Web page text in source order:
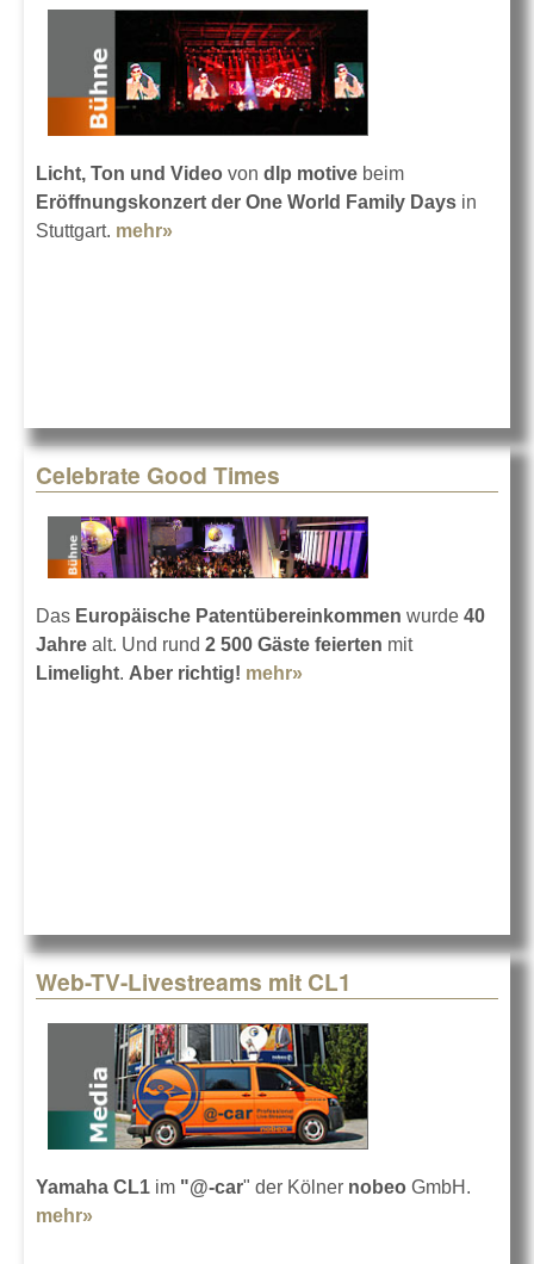
Licht, Ton und Video von dlp motive beim
Eröffnungskonzert der One World Family Days in
Stuttgart. mehr»
Celebrate Good Times
Das Europäische Patentübereinkommen wurde 40
Jahre alt. Und rund 2 500 Gäste feierten mit
Limelight. Aber richtig! mehr»
Web-TV-Livestreams mit CL1
Yamaha CL1 im "@-car" der Kölner nobeo GmbH.
mehr»